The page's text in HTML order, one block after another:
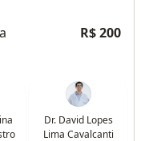
R$ 200
Dr. David Lopes
Lima Cavalcanti